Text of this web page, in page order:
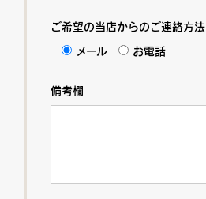
ご希望の当店からのご連絡方法
メール お電話
備考欄